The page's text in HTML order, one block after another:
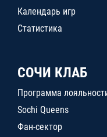
Календарь игр
Статистика
СОЧИ КЛАБ
Программа
Sochi Queens
Фан-сектор